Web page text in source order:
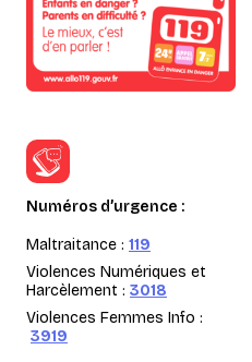
Numéros d’urgence :
Maltraitance : 119
Violences Numériques et
Harcèlement : 3018
Violences Femmes Info :
3919